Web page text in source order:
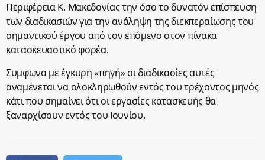
Περιφέρεια Κ. Μακεδονίας την όσο το δυνατόν επίσπευση
των διαδικασιών για την ανάληψη της διεκπεραίωσης του
σημαντικού έργου από τον επόμενο στον πίνακα
κατασκευαστικό φορέα.
Συμφωνα με έγκυρη «πηγή» οι διαδικασίες αυτές
αναμένεται να ολοκληρωθούν εντός του τρέχοντος μηνός
κάτι που σημαίνει ότι οι εργασίες κατασκευής θα
ξαναρχίσουν εντός του Ιουνίου.